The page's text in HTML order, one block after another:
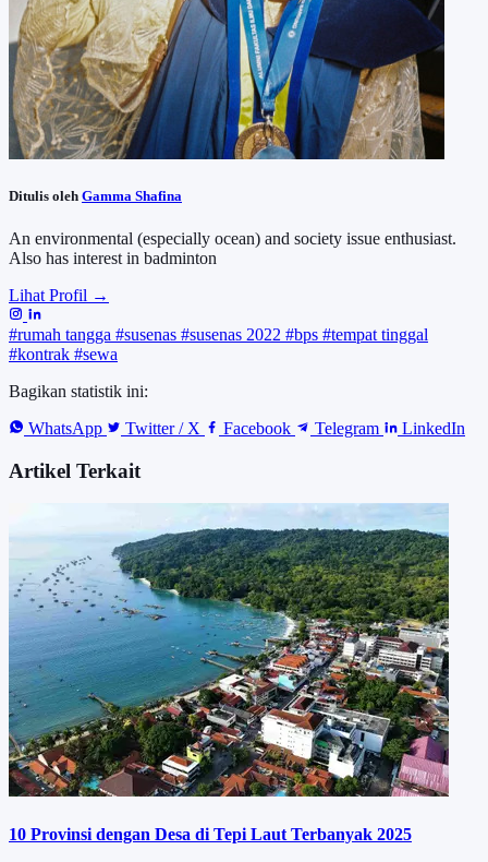
Ditulis oleh Gamma Shafina
An environmental (especially ocean) and society issue enthusiast.
Also has interest in badminton
Lihat Profil →
#rumah tangga #susenas #susenas 2022 #bps #tempat tinggal
#kontrak #sewa
Bagikan statistik ini:
WhatsApp
Twitter / X Facebook Telegram LinkedIn
Artikel Terkait
10 Provinsi dengan Desa di Tepi Laut Terbanyak 2025